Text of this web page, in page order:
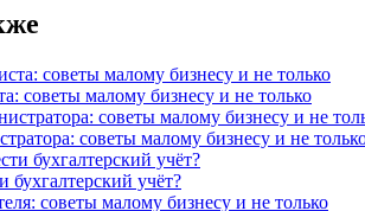
советы малому бизнесу и не только
советы малому бизнесу и не
учёт?